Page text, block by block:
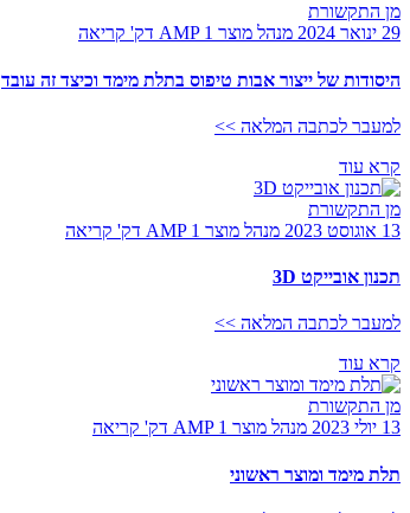
מן התקשורת
29 ינואר 2024
מנהל מוצר AMP 1 דק' קריאה
היסודות של ייצור אבות טיפוס בתלת מימד וכיצד זה עובד
למעבר לכתבה המלאה >>
קרא עוד
מן התקשורת
13 אוגוסט 2023
מנהל מוצר AMP 1 דק' קריאה
תכנון אובייקט 3D
למעבר לכתבה המלאה >>
קרא עוד
מן התקשורת
13 יולי 2023
מנהל מוצר AMP 1 דק' קריאה
תלת מימד ומוצר ראשוני